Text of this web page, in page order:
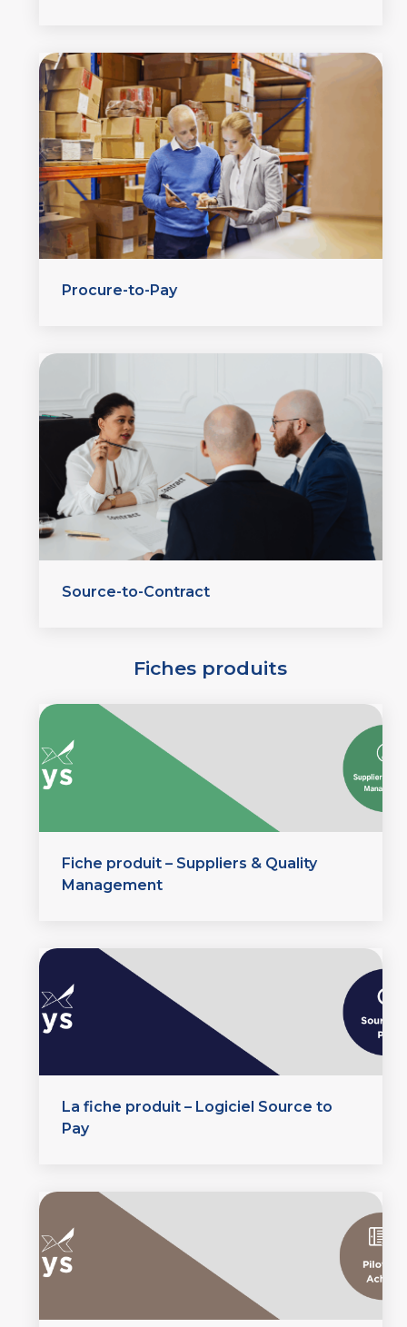
Procure-to-Pay
Source-to-Contract
Fiches produits
Fiche produit – Suppliers & Quality
Management
La fiche produit – Logiciel Source to
Pay